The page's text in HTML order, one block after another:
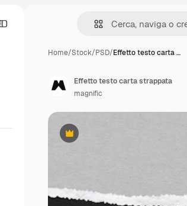
Home/Stock/PSD/Effetto testo carta …
Premium
Effetto testo carta strappata
magnific